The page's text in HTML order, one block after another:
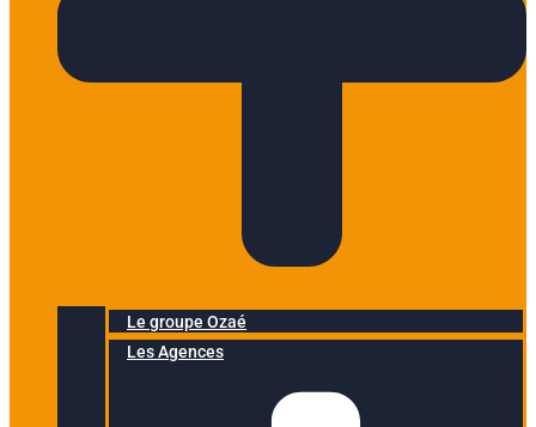
Le groupe Ozaé
Les Agences